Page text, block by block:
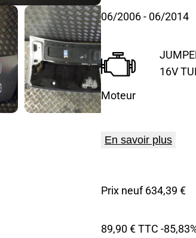
06/2006- 06/2014
Moteur
16V
En savoir plus
Prix neuf 634,39 €
89,90 € TTC -